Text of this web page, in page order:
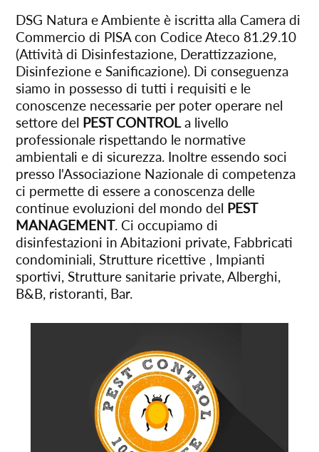
DSG Natura e Ambiente è iscritta alla Camera di
Commercio di PISA con Codice Ateco 81.29.10
(Attività di Disinfestazione, Derattizzazione,
Disinfezione e Sanificazione). Di conseguenza
siamo in possesso di tutti i requisiti e le
conoscenze necessarie per poter operare nel
settore del PEST CONTROLa livello
professionale rispettando le normative
ambientali e di sicurezza. Inoltre essendo soci
presso l'Associazione Nazionale di competenza
ci permette di essere a conoscenza delle
continue evoluzioni del mondo del PEST
MANAGEMENT. Ci occupiamo di
disinfestazioni in Abitazioni private, Fabbricati
condominiali, Strutture ricettive , Impianti
sportivi, Strutture sanitarie private, Alberghi,
B&B, ristoranti, Bar.